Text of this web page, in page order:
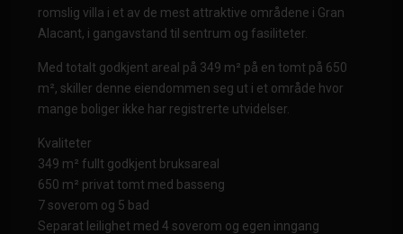
romslig villa i et av de mest attraktive områdene i Gran
Alacant, i gangavstand til sentrum og fasiliteter.
Med totalt godkjent areal på 349 m² på en tomt på 650
m², skiller denne eiendommen seg ut i et område hvor
mange boliger ikke har registrerte utvidelser.
Kvaliteter
349 m² fullt godkjent bruksareal
650 m² privat tomt med basseng
7 soverom og 5 bad
Separat leilighet med 4 soverom og egen inngang